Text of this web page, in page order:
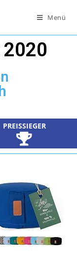
Menü
PREISSIEGER